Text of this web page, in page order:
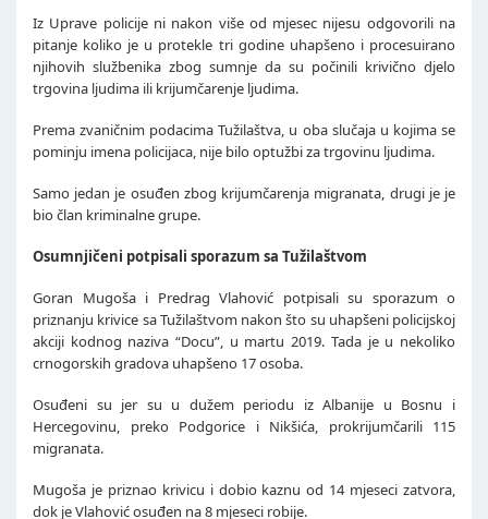
Iz Uprave policije ni nakon više od mjesec nijesu odgovorili na
pitanje koliko je u protekle tri godine uhapšeno i procesuirano
njihovih službenika zbog sumnje da su počinili krivično djelo
trgovina ljudima ili krijumčarenje ljudima.
Prema zvaničnim podacima Tužilaštva, u oba slučaja u kojima se
pominju imena policijaca, nije bilo optužbi za trgovinu ljudima.
Samo jedan je osuđen zbog krijumčarenja migranata, drugi je je
bio član kriminalne grupe.
Osumnjičeni potpisali sporazum sa Tužilaštvom
Goran Mugoša i Predrag Vlahović potpisali su sporazum o
priznanju krivice sa Tužilaštvom nakon što su uhapšeni policijskoj
akciji kodnog naziva “Docu”, u martu 2019. Tada je u nekoliko
crnogorskih gradova uhapšeno 17 osoba.
Osuđeni su jer su u dužem periodu iz Albanije u Bosnu i
Hercegovinu, preko Podgorice i Nikšića, prokrijumčarili 115
migranata.
Mugoša je priznao krivicu i dobio kaznu od 14 mjeseci zatvora,
dok je Vlahović osuđen na 8 mjeseci robije.